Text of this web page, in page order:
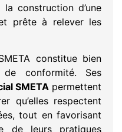
construction d’une
prête à relever les
constitue bien
conformité. Ses
SMETApermettent
qu’elles respectent
tout en favorisant
de leurs pratiques